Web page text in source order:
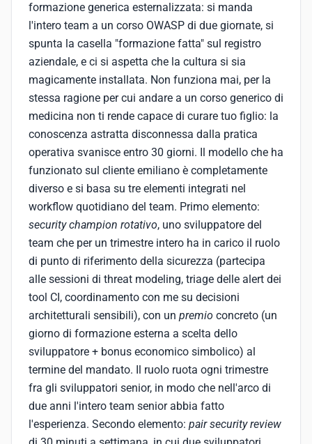
formazione generica esternalizzata: si manda
l'intero team a un corso OWASP di due giornate, si
spunta la casella "formazione fatta" sul registro
aziendale, e ci si aspetta che la cultura si sia
magicamente installata. Non funziona mai, per la
stessa ragione per cui andare a un corso generico di
medicina non ti rende capace di curare tuo figlio: la
conoscenza astratta disconnessa dalla pratica
operativa svanisce entro 30 giorni. Il modello che ha
funzionato sul cliente emiliano è completamente
diverso e si basa su tre elementi integrati nel
workflow quotidiano del team. Primo elemento:
security champion rotativo, uno sviluppatore del
team che per un trimestre intero ha in carico il ruolo
di punto di riferimento della sicurezza (partecipa
alle sessioni di threat modeling, triage delle alert dei
tool CI, coordinamento con me su decisioni
architetturali sensibili), con un premio concreto (un
giorno di formazione esterna a scelta dello
sviluppatore + bonus economico simbolico) al
termine del mandato. Il ruolo ruota ogni trimestre
fra gli sviluppatori senior, in modo che nell'arco di
due anni l'intero team senior abbia fatto
l'esperienza. Secondo elemento: pair security review